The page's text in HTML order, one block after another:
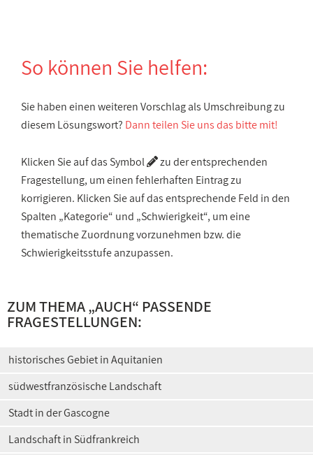
So können Sie helfen:
Sie haben einen weiteren Vorschlag als Umschreibung zu
diesem Lösungswort? Dann teilen Sie uns das bitte mit!
Klicken Sie auf das Symbol
zu der entsprechenden
Fragestellung, um einen fehlerhaften Eintrag zu
korrigieren. Klicken Sie auf das entsprechende Feld in den
Spalten „Kategorie“ und „Schwierigkeit“, um eine
thematische Zuordnung vorzunehmen bzw. die
Schwierigkeitsstufe anzupassen.
ZUM THEMA „AUCH“ PASSENDE
FRAGESTELLUNGEN:
historisches Gebiet in Aquitanien
südwestfranzösische Landschaft
Stadt in der Gascogne
Landschaft in Südfrankreich